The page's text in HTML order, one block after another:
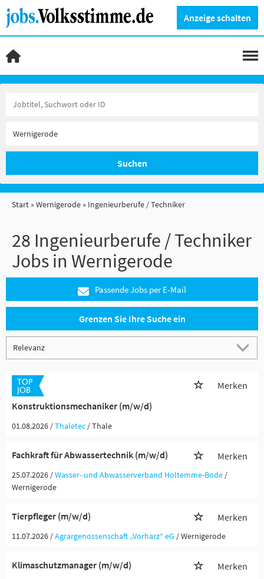
Anzeige schalten
Suchen
Start Wernigerode Ingenieurberufe / Techniker
28 Ingenieurberufe / Techniker
Jobs in Wernigerode
Passende Jobs per E-Mail
Grenzen Sie Ihre Suche ein
Konstruktionsmechaniker (m/w/d)
Merken
01.08.2026 /Thaletec / Thale
Fachkraft für Abwassertechnik (m/w/d) Merken
25.07.2026 /Wasser- und Abwasserverband Holtemme-Bode /
Wernigerode
Tierpfleger (m/w/d) Merken
11.07.2026 /Agrargenossenschaft „Vorharz“ eG / Wernigerode
Klimaschutzmanager (m/w/d) Merken